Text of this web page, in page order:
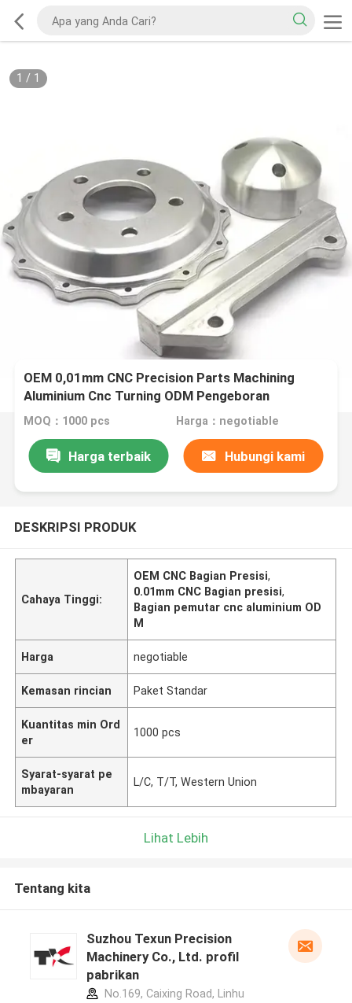
1 / 1
OEM 0,01mm CNC Precision Parts Machining
Aluminium Cnc Turning ODM Pengeboran
Penggilingan
MOQ：1000 pcs Harga：negotiable
Harga terbaik Hubungi kami
DESKRIPSI PRODUK
Cahaya Tinggi:
OEM CNC Bagian Presisi,
0.01mm CNC Bagian presisi,
Bagian pemutar cnc aluminium OD
M
Harga negotiable
Kemasan rincian Paket Standar
Kuantitas min Ord
er
1000 pcs
Syarat-syarat pe
mbayaran
L/C, T/T, Western Union
Lihat Lebih
Tentang kita
Suzhou Texun Precision
Machinery Co., Ltd. profil
pabrikan
No.169, Caixing Road, Linhu